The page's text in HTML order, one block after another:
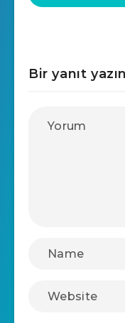
Bir yanıt yazın